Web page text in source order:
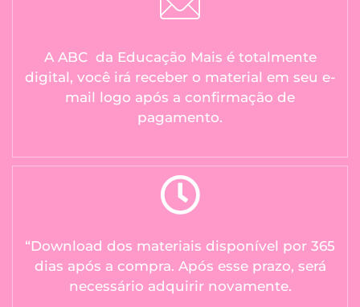
A ABC da Educação Mais é totalmente
digital, você irá receber o material em seu e-
mail logo após a confirmação de
pagamento.
“Download dos materiais disponível por 365
dias após a compra. Após esse prazo, será
necessário adquirir novamente.